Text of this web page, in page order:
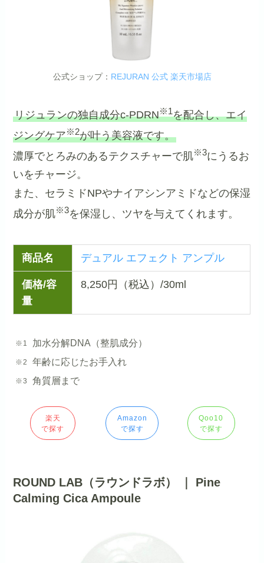
公式ショップ： REJURAN 公式 楽天市場店
リジュランの独自成分c‐PDRN※1を配合し、エイ
ジングケア※2が叶う美容液です。
濃厚でとろみのあるテクスチャーで肌※3にうるお
いをチャージ。
また、セラミドNPやナイアシンアミドなどの保湿
成分が肌※3を保湿し、ツヤを与えてくれます。
商品名 デュアル エフェクト アンプル
価格/容
量
8,250円（税込）/30ml
加水分解DNA（整肌成分）
年齢に応じたお手入れ
角質層まで
楽天
で探す
Amazon
で探す
Qoo10
で探す
ROUND LAB（ラウンドラボ） ｜ Pine
Calming Cica Ampoule